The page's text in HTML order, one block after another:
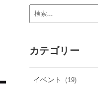
カテゴリー
イベント (19)